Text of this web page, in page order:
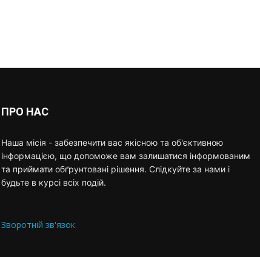
ПРО НАС
Наша місія - забезпечити вас якісною та об'єктивною
інформацією, що допоможе вам залишатися інформованим
та приймати обґрунтовані рішення. Слідкуйте за нами і
будьте в курсі всіх подій.
Зворотній зв'язок